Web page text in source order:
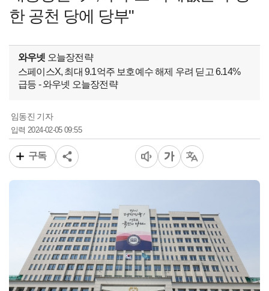
한 공천 당에 당부"
와우넷 오늘장전략
스페이스X, 최대 9.1억주 보호예수 해제 우려 딛고 6.14%
급등 - 와우넷 오늘장전략
임동진 기자
입력 2024-02-05 09:55
구독